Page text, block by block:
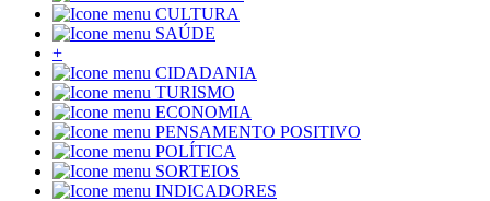
CULTURA
SAÚDE
+
CIDADANIA
TURISMO
ECONOMIA
PENSAMENTO POSITIVO
POLÍTICA
SORTEIOS
INDICADORES